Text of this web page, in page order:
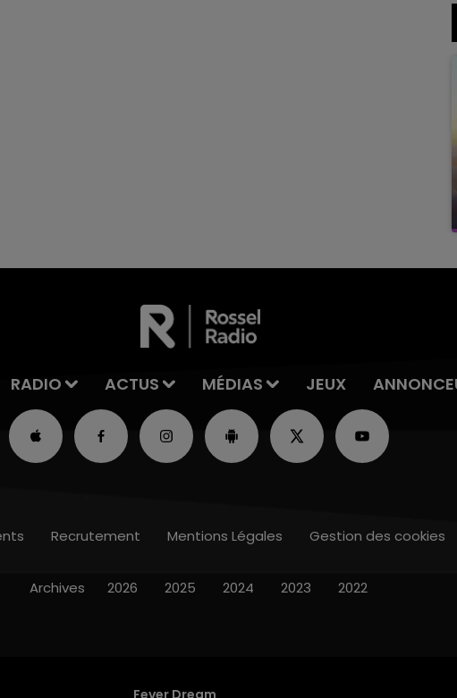
RADIO ACTUS MÉDIAS JEUX
Fever Dream
Recrutement Mentions Légales Gestion des cookies
Archives 2026 2025 2024 2023 2022